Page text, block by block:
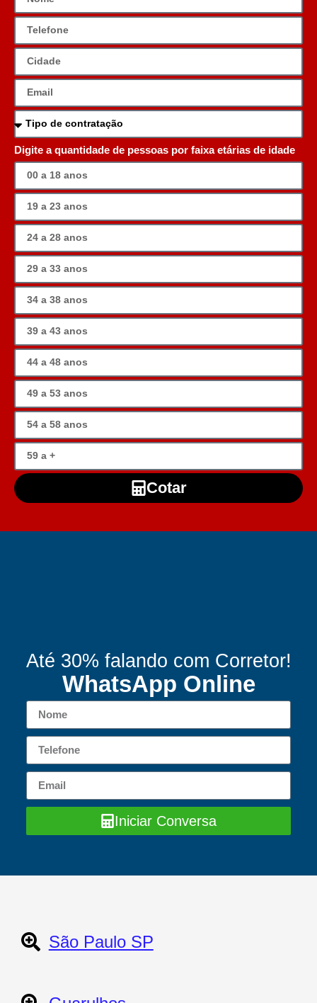
Digite a quantidade de pessoas por faixa etárias de idade
Cotar
Até 30% falando com Corretor!
WhatsApp Online
Iniciar Conversa
São Paulo SP